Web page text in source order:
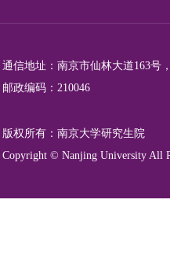
通信地址：南京市仙林大道163号
邮政编码：210046
版权所有：南京大学研究生院
Copyright © Nanjing University All